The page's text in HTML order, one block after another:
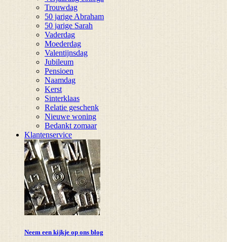
Trouwdag
50 jarige Abraham
50 jarige Sarah
Vaderdag
Moederdag
Valentijnsdag
Jubileum
Pensioen
Naamdag
Kerst
Sinterklaas
Relatie geschenk
Nieuwe woning
Bedankt zomaar
Klantenservice
Neem een kijkje op ons blog